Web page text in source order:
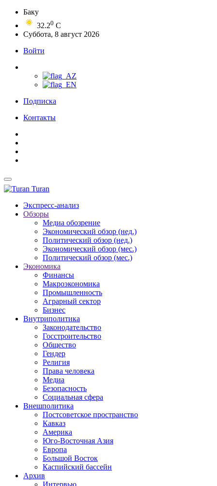
Баку
32.20 C
Суббота, 8 август 2026
Войти
Подписка
Контакты
Turan
Экспресс-анализ
Обзоры
Медиа обозрение
Экономический обзор (нед.)
Политический обзор (нед.)
Экономический обзор (мес.)
Политический обзор (мес.)
Экономика
Финансы
Макроэкономика
Промышленность
Аграрный сектор
Бизнес
Внутриполитика
Законодательство
Госстроительство
Общество
Гендер
Религия
Права человека
Медиа
Безопасность
Социальная сфера
Внешполитика
Постсоветское пространство
Кавказ
Америка
Юго-Восточная Азия
Европа
Большой Восток
Каспийский бассейн
Архив
Интервью